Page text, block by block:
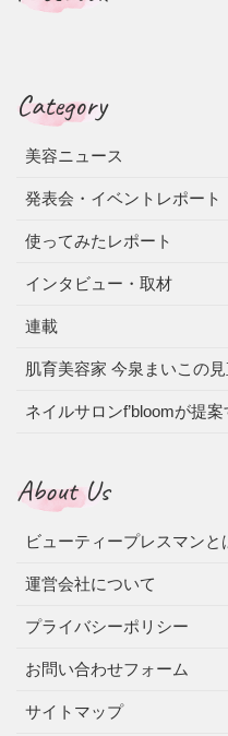
Category
美容ニュース
発表会・イベントレポート
使ってみたレポート
インタビュー・取材
連載
肌育美容家 今泉まいこの
ネイルサロンf’bloomが提
About Us
ビューティープレスマンと
運営会社について
プライバシーポリシー
お問い合わせフォーム
サイトマップ